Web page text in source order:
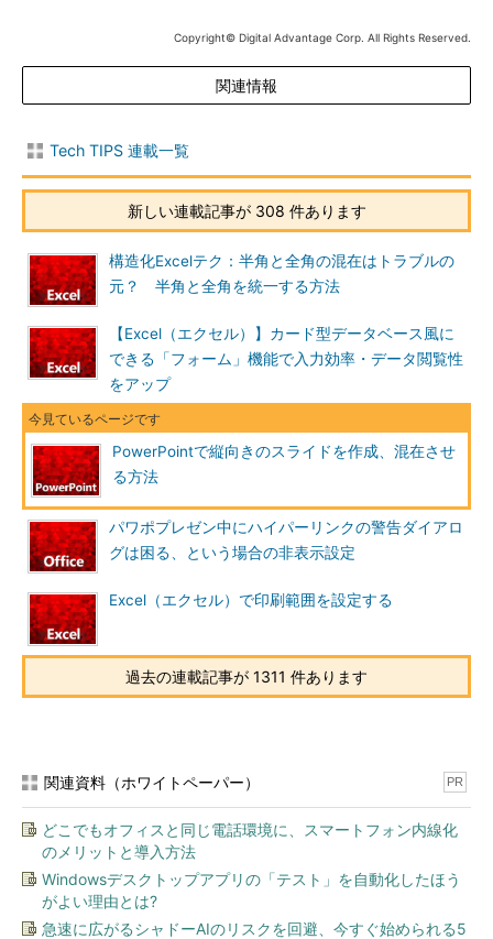
Copyright© Digital Advantage Corp. All Rights Reserved.
関連情報
Tech TIPS 連載一覧
新しい連載記事が 308 件あります
構造化Excelテク：半角と全角の混在はトラブルの
元？ 半角と全角を統一する方法
【Excel（エクセル）】カード型データベース風に
できる「フォーム」機能で入力効率・データ閲覧性
をアップ
PowerPointで縦向きのスライドを作成、混在させ
る方法
パワポプレゼン中にハイパーリンクの警告ダイアロ
グは困る、という場合の非表示設定
Excel（エクセル）で印刷範囲を設定する
過去の連載記事が 1311 件あります
関連資料（ホワイトペーパー） PR
どこでもオフィスと同じ電話環境に、スマートフォン内線化
のメリットと導入方法
Windowsデスクトップアプリの「テスト」を自動化したほう
がよい理由とは?
急速に広がるシャドーAIのリスクを回避、今すぐ始められる5